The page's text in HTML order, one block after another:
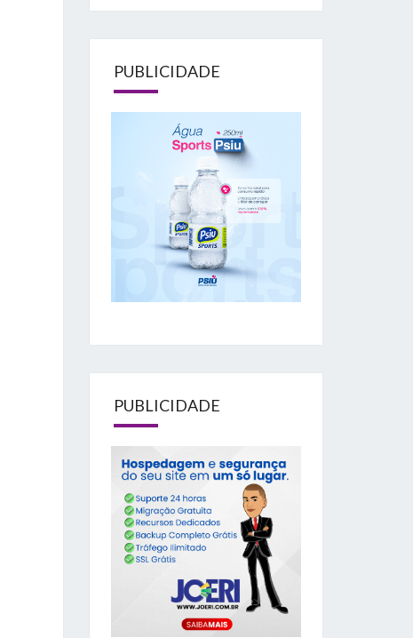
PUBLICIDADE
PUBLICIDADE